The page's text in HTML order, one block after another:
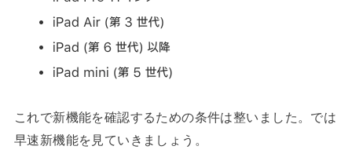
これで新機能を確認するための条件は整いました。では
早速新機能を見ていきましょう。